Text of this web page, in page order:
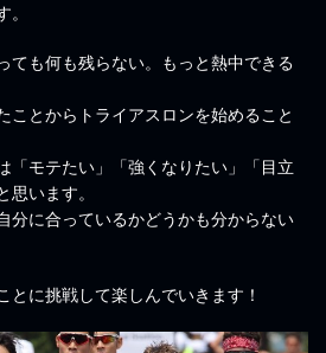
。
ても何も残らない。もっと熱中できる
ことからトライアスロンを始めること
「モテたい」「強くなりたい」「目立
思います。
分に合っているかどうかも分からない
とに挑戦して楽しんでいきます！